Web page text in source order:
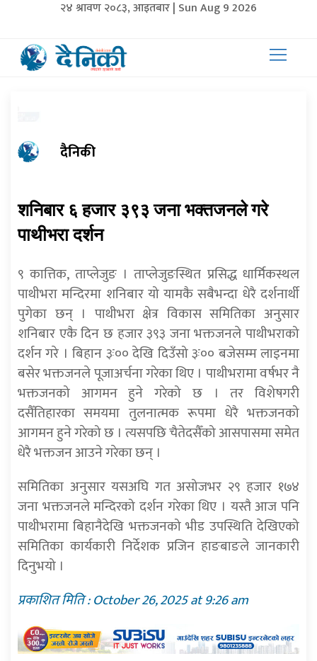
२४ श्रावण २०८३, आइतबार | Sun Aug 9 2026
दैनिकी
शनिबार ६ हजार ३९३ जना भक्तजनले गरे
पाथीभरा दर्शन
९ कात्तिक, ताप्लेजुङ । ताप्लेजुङस्थित प्रसिद्ध धार्मिकस्थल
पाथीभरा मन्दिरमा शनिबार यो यामकै सबैभन्दा धेरै दर्शनार्थी
पुगेका छन् । पाथीभरा क्षेत्र विकास समितिका अनुसार
शनिबार एकै दिन छ हजार ३९३ जना भक्तजनले पाथीभराको
दर्शन गरे । बिहान ३ः०० देखि दिउँसो ३ः०० बजेसम्म लाइनमा
बसेर भक्तजनले पूजाअर्चना गरेका थिए । पाथीभरामा वर्षभर नै
भक्तजनको आगमन हुने गरेको छ । तर विशेषगरी
दसैँतिहारका समयमा तुलनात्मक रूपमा धेरै भक्तजनको
आगमन हुने गरेको छ । त्यसपछि चैतेदसैँको आसपासमा समेत
धेरै भक्तजन आउने गरेका छन् ।
समितिका अनुसार यसअघि गत असोजभर २९ हजार १७४
जना भक्तजनले मन्दिरको दर्शन गरेका थिए । यस्तै आज पनि
पाथीभरामा बिहानैदेखि भक्तजनको भीड उपस्थिति देखिएको
समितिका कार्यकारी निर्देशक प्रजिन हाङबाङले जानकारी
दिनुभयो ।
प्रकाशित मिति : October 26, 2025 at 9:26 am